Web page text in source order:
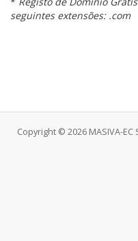
seguintes extensões: .com
Copyright © 2026 MASIVA-EC